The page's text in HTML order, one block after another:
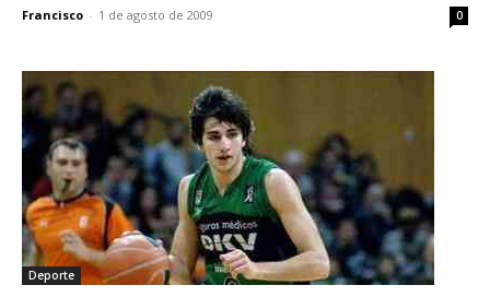
Francisco - 1 de agosto de 2009 0
Deporte